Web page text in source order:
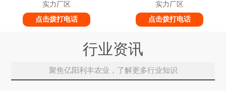
实力厂区
点击拨打电话
实力厂区
点击拨打电话
行业资讯
聚焦亿阳利丰农业，了解更多行业知识